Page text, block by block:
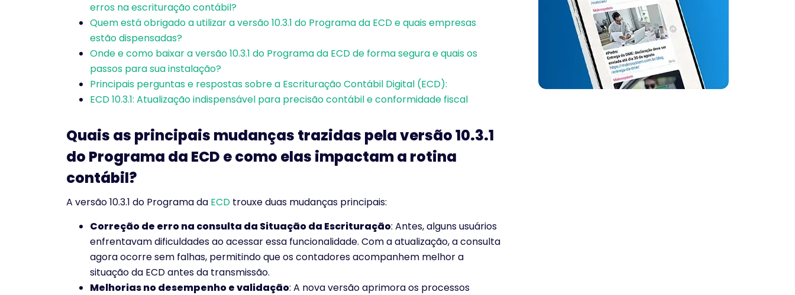
erros na escrituração contábil?
Quem está obrigado a utilizar a versão 10.3.1 do Programa da ECD e quais empresas
estão dispensadas?
Onde e como baixar a versão 10.3.1 do Programa da ECD de forma segura e quais os
passos para sua instalação?
Principais perguntas e respostas sobre a Escrituração Contábil Digital (ECD):
ECD 10.3.1: Atualização indispensável para precisão contábil e conformidade fiscal
Quais as principais mudanças trazidas pela versão 10.3.1
do Programa da ECD e como elas impactam a rotina
contábil?
A versão 10.3.1 do Programa da ECD trouxe duas mudanças principais:
Correção de erro na consulta da Situação da Escrituração: Antes, alguns usuários
enfrentavam dificuldades ao acessar essa funcionalidade. Com a atualização, a consulta
agora ocorre sem falhas, permitindo que os contadores acompanhem melhor a
situação da ECD antes da transmissão.
Melhorias no desempenho e validação: A nova versão aprimora os processos